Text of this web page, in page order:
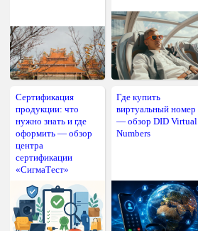
Сертификация
продукции: что
нужно знать и где
оформить — обзор
центра
сертификации
«СигмаТест»
Где купить
виртуальный номер
— обзор DID Virtual
Numbers